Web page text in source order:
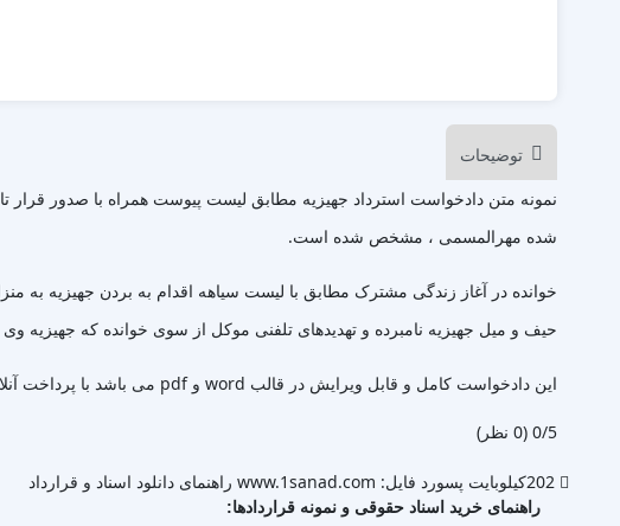
توضیحات
نمونه متن دادخواست استرداد جهیزیه مطابق لیست پیوست همراه با صدور قرار
شده مهرالمسمی ، مشخص شده است.
خوانده در آغاز زندگی مشترک مطابق با لیست سیاهه اقدام به بردن جهیزیه
حیف و میل جهیزیه نامبرده و تهدیدهای تلفنی موکل از سوی خوانده که جهیزیه
این دادخواست کامل و قابل ویرایش در قالب word و pdf می باشد با پرداخت آنلاین می توانید دانلود نمایید.
‫0/5 ‫(0 نظر)
202کیلوبایت پسورد فایل: www.1sanad.com راهنمای دانلود اسناد و قرارداد
راهنمای خرید اسناد حقوقی و نمونه قراردادها: